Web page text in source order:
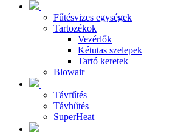
Fűtésvizes egységek
Tartozékok
Vezérlők
Kétutas szelepek
Tartó keretek
Blowair
Távfűtés
Távhűtés
SuperHeat